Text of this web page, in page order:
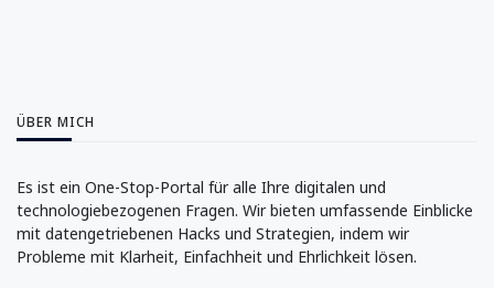
ÜBER MICH
Es ist ein One-Stop-Portal für alle Ihre digitalen und
technologiebezogenen Fragen. Wir bieten umfassende Einblicke
mit datengetriebenen Hacks und Strategien, indem wir
Probleme mit Klarheit, Einfachheit und Ehrlichkeit lösen.